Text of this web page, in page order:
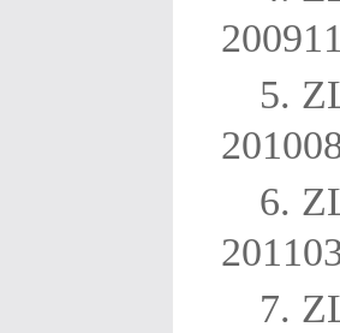
5.
6.
7.